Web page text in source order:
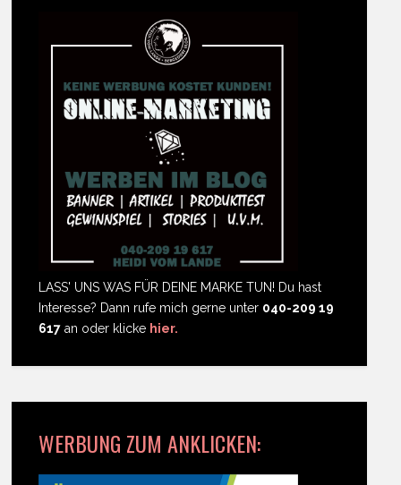
LASS' UNS WAS FÜR DEINE MARKE TUN! Du hast
Interesse? Dann rufe mich gerne unter 040-209 19
617 an oder klicke hier.
WERBUNG ZUM ANKLICKEN: